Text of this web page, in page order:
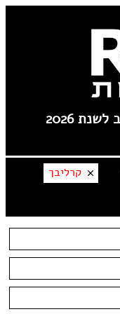
2026
קרליבך